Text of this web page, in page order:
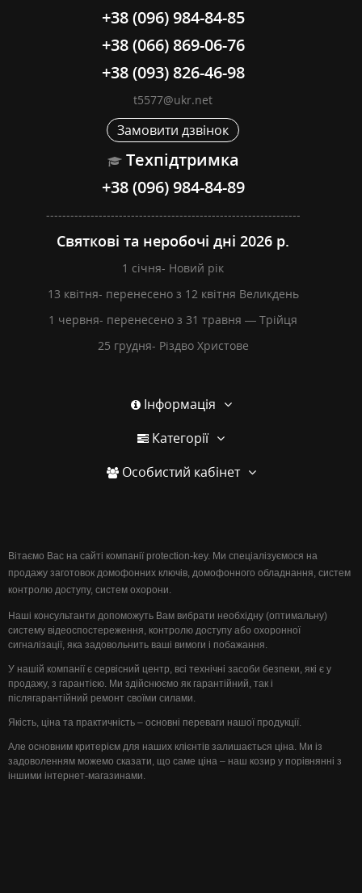
+38 (096) 984-84-85
+38 (066) 869-06-76
+38 (093) 826-46-98
t5577@ukr.net
Замовити дзвінок
Техпідтримка
+38 (096) 984-84-89
---------------------------------------------------------------
Святкові та неробочі дні 2026 р.
1 січня- Новий рік
13 квітня- перенесено з 12 квітня Великдень
1 червня- перенесено з 31 травня — Трійця
25 грудня- Різдво Христове
Інформація
Категорії
Особистий кабінет
Вітаємо Вас на сайті компанії protection-key. Ми спеціалізуємося на
продажу заготовок домофонних ключів, домофонного обладнання, систем
контролю доступу, систем охорони.
Наші консультанти допоможуть Вам вибрати необхідну (оптимальну)
систему відеоспостереження, контролю доступу або охоронної
сигналізації, яка задовольнить ваші вимоги і побажання.
У нашій компанії є сервісний центр, всі технічні засоби безпеки, які є у
продажу, з гарантією. Ми здійснюємо як гарантійний, так і
післягарантійний ремонт своїми силами.
Якість, ціна та практичність – основні переваги нашої продукції.
Але основним критерієм для наших клієнтів залишається ціна. Ми із
задоволенням можемо сказати, що саме ціна – наш козир у порівнянні з
іншими інтернет-магазинами.